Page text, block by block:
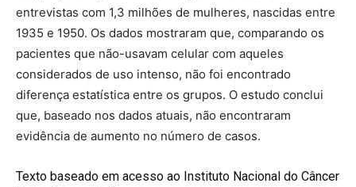
entrevistas com 1,3 milhões de mulheres, nascidas entre
1935 e 1950. Os dados mostraram que, comparando os
pacientes que não-usavam celular com aqueles
considerados de uso intenso, não foi encontrado
diferença estatística entre os grupos. O estudo conclui
que, baseado nos dados atuais, não encontraram
evidência de aumento no número de casos.
Texto baseado em acesso ao Instituto Nacional do Câncer